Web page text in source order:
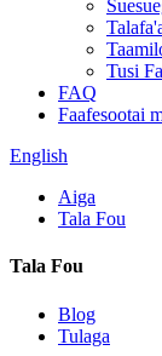
Tusi
FAQ
Faafesootai
English
Aiga
Tala Fou
Tala Fou
Blog
Tulaga